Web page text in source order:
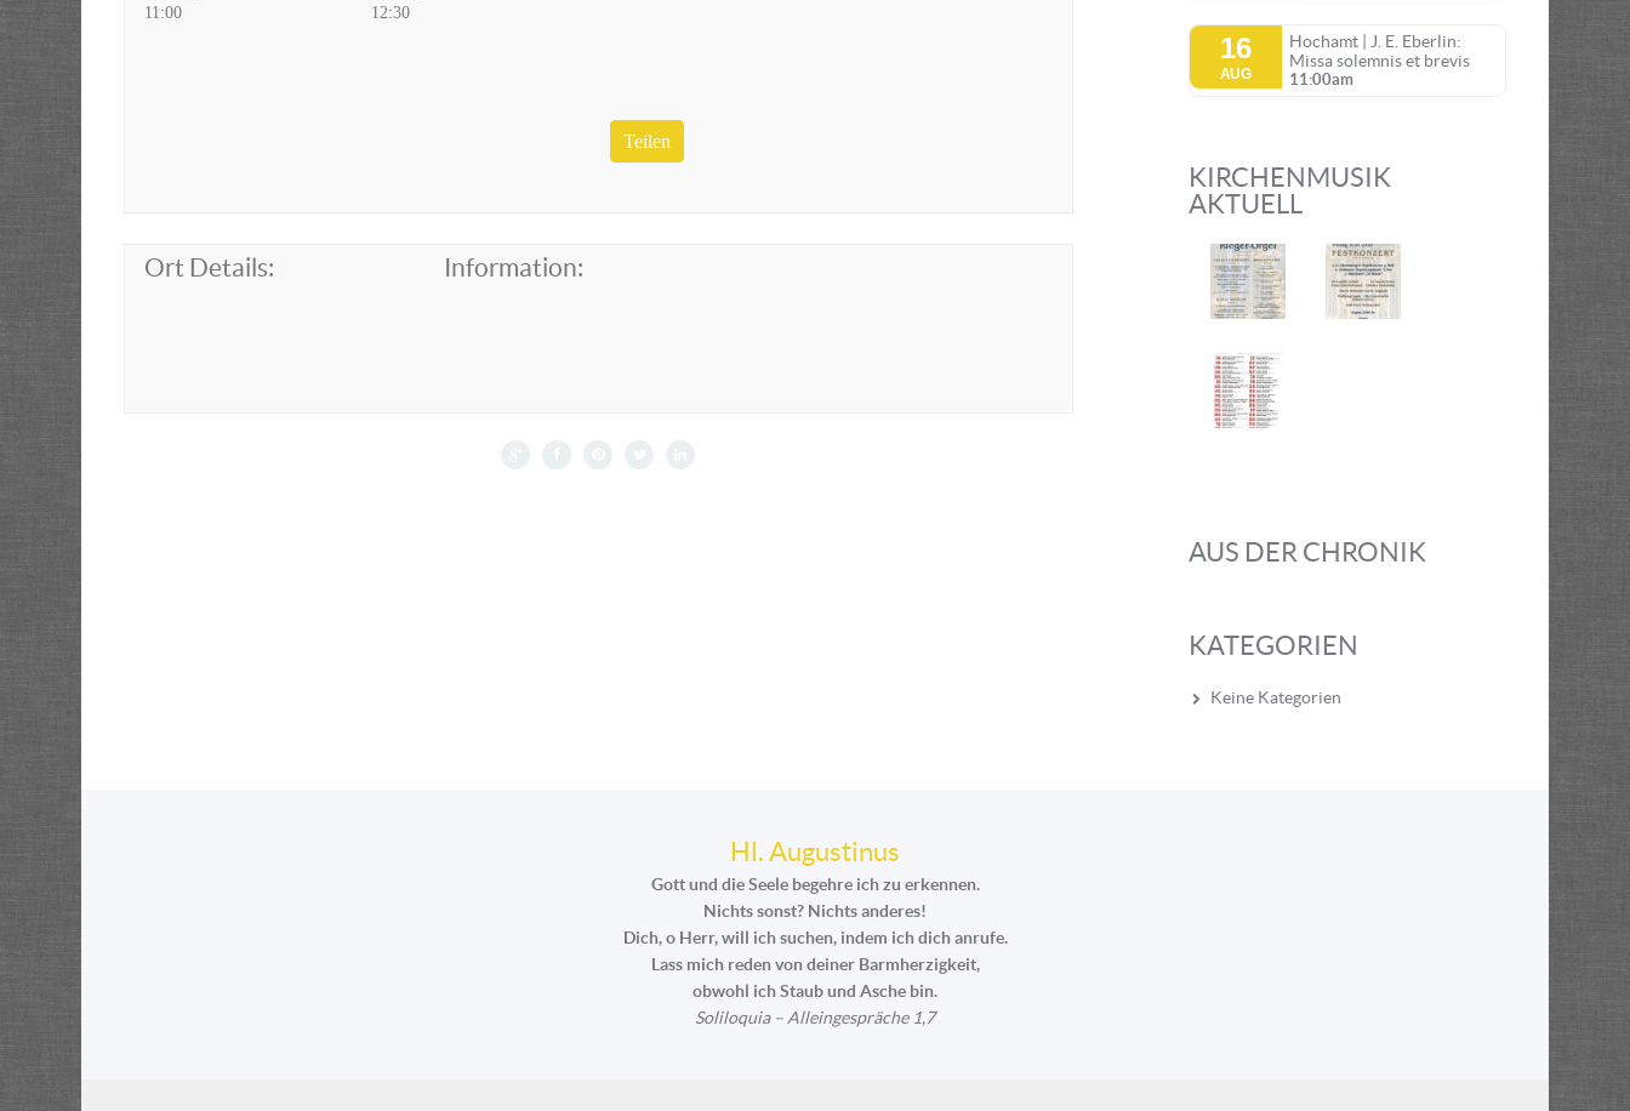
11:00 12:30
Teilen
Ort Details: Information:
16
AUG
Hochamt | J. E. Eberlin:
Missa solemnis et brevis
11:00am
KIRCHENMUSIK
AKTUELL
AUS DER CHRONIK
KATEGORIEN
Keine Kategorien
Hl. Augustinus
Gott und die Seele begehre ich zu erkennen.
Nichts sonst? Nichts anderes!
Dich, o Herr, will ich suchen, indem ich dich anrufe.
Lass mich reden von deiner Barmherzigkeit,
obwohl ich Staub und Asche bin.
Soliloquia – Alleingespräche 1,7